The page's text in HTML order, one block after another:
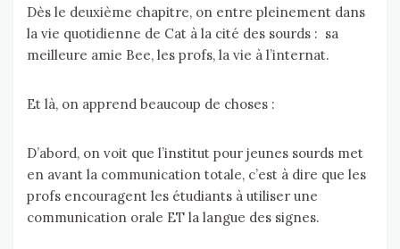
Dès le deuxième chapitre, on entre pleinement dans
la vie quotidienne de Cat à la cité des sourds : sa
meilleure amie Bee, les profs, la vie à l’internat.
Et là, on apprend beaucoup de choses :
D’abord, on voit que l’institut pour jeunes sourds met
en avant la communication totale, c’est à dire que les
profs encouragent les étudiants à utiliser une
communication orale ET la langue des signes.